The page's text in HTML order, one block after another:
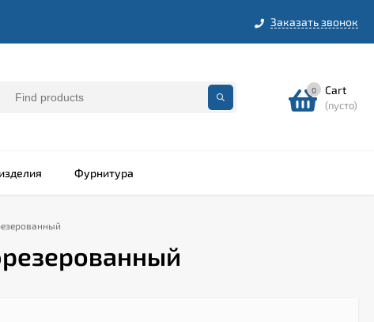
Заказать звонок
0 Cart
(пусто)
Фурнитура